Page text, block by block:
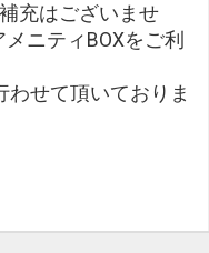
充はございませ
ニティBOXをご利
せて頂いておりま